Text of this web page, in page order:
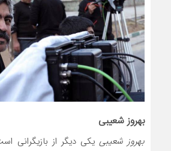
بهروز شعیبی
بهروز شعیبی یکی دیگر از بازیگرانی